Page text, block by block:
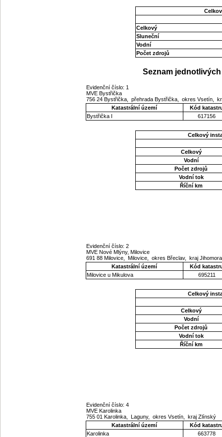
Celkový
Sluneční
Vodní
Počet zdrojů
Seznam
Evidenční číslo: 1
MVE Bystřička
756 24 Bystřička, přehrada Bystřička, okres Vsetín,
Katastrální území
Kód
Bystřička I
617156
Celkový
Celkový
Vodní
Počet zdrojů
Vodní tok
Říční km
Evidenční číslo: 2
MVE Nové Mlýny, Milovice
691 88 Milovice, Milovice, okres Břeclav, kraj
Katastrální území
Kód
Milovice u Mikulova
695211
Celkový
Celkový
Vodní
Počet zdrojů
Vodní tok
Říční km
Evidenční číslo: 4
MVE Karolinka
755 01 Karolinka, Laguny, okres Vsetín, kraj Zlínský
Katastrální území
Kód
Karolinka
663778